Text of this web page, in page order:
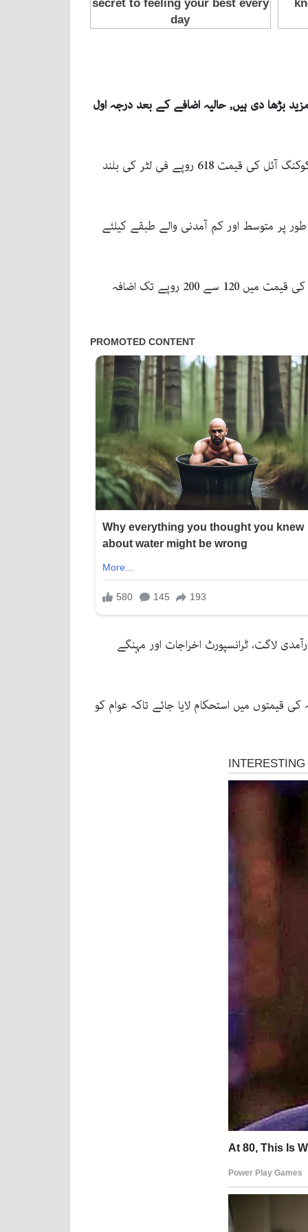
بڑھا دی ہیں, حالیہ اضافے کے بعد درجہ اول
نئے اضافے کے بعد درجہ اول گھی اور آئل کی قیمت 598 روپے فی کلوگرام اور فی لٹر تک پہنچ گئی ہے، جبکہ سن فلاور کوکنگ آئل کی قیمت 618 روپے فی لٹر کی بلند
پر متوسط اور کم آمدنی والے طبقے کیلئے
دوسری جانب آٹے کی قیمتوں میں بھی مسلسل اضافہ جاری ہے۔ گزشتہ ہفتے کے دوران 10 سے 20 کلوگرام آٹے کے تھیلے کی قیمت میں 120 سے 200 روپے تک اضافہ
لاگت، ٹرانسپورٹ اخراجات اور مہنگے
قیمتوں میں استحکام لایا جائے تاکہ عوام کو